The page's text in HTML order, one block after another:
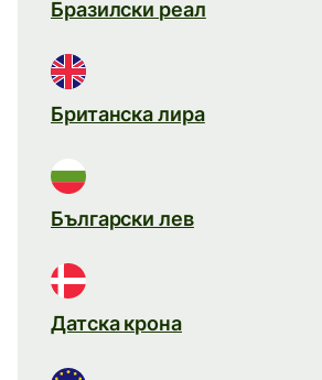
Бразилски реал
Британска лира
Български лев
Датска крона